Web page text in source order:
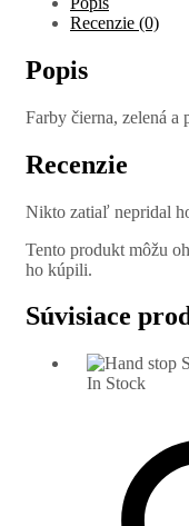
Recenzie (0)
Popis
Farby čierna, zelená a
Recenzie
Nikto zatiaľ nepridal
Tento produkt môžu
ho kúpili.
Súvisiace
In Stock